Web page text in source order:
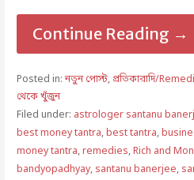
Continue Reading →
Posted in:নতুন পোস্ট, প্রতিকারাদি/
থেকে খুঁজুন
Filed under: astrologer santanu
best money tantra,best tantra,
money tantra,remedies,Rich and
bandyopadhyay, santanu banerjee,